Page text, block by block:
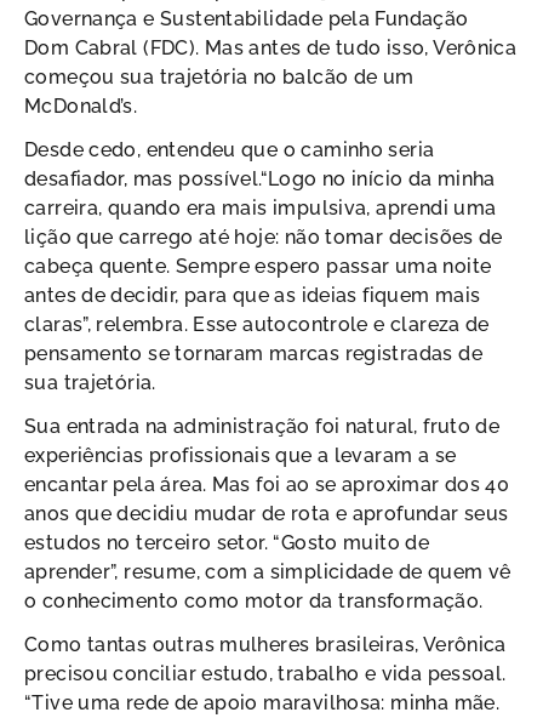
Governança e Sustentabilidade pela Fundação
Dom Cabral (FDC). Mas antes de tudo isso, Verônica
começou sua trajetória no balcão de um
McDonald’s.
Desde cedo, entendeu que o caminho seria
desafiador, mas possível.“Logo no início da minha
carreira, quando era mais impulsiva, aprendi uma
lição que carrego até hoje: não tomar decisões de
cabeça quente. Sempre espero passar uma noite
antes de decidir, para que as ideias fiquem mais
claras”, relembra. Esse autocontrole e clareza de
pensamento se tornaram marcas registradas de
sua trajetória.
Sua entrada na administração foi natural, fruto de
experiências profissionais que a levaram a se
encantar pela área. Mas foi ao se aproximar dos 40
anos que decidiu mudar de rota e aprofundar seus
estudos no terceiro setor. “Gosto muito de
aprender”, resume, com a simplicidade de quem vê
o conhecimento como motor da transformação.
Como tantas outras mulheres brasileiras, Verônica
precisou conciliar estudo, trabalho e vida pessoal.
“Tive uma rede de apoio maravilhosa: minha mãe.